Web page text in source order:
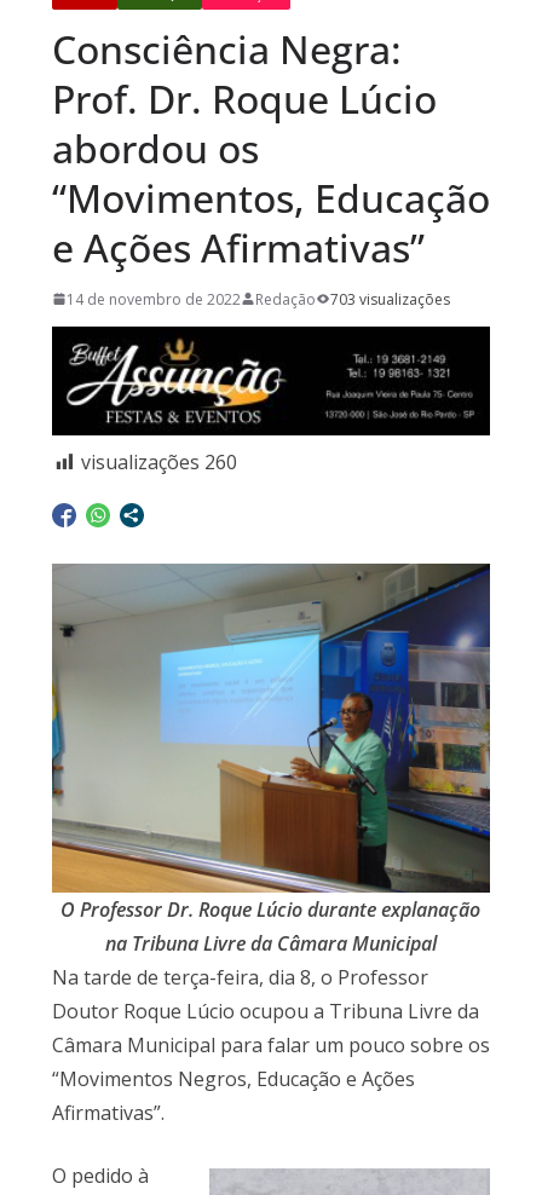
Consciência Negra:
Prof. Dr. Roque Lúcio
abordou os
“Movimentos, Educação
e Ações Afirmativas”
14 de novembro de 2022 Redação 703 visualizações
visualizações 260
O Professor Dr. Roque Lúcio durante explanação
na Tribuna Livre da Câmara Municipal
Na tarde de terça-feira, dia 8, o Professor
Doutor Roque Lúcio ocupou a Tribuna Livre da
Câmara Municipal para falar um pouco sobre os
“Movimentos Negros, Educação e Ações
Afirmativas”.
O pedido à